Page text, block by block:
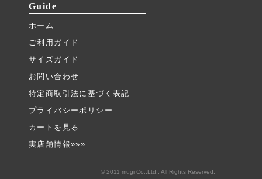
Guide
ホーム
ご利用ガイド
サイズガイド
お問い合わせ
特定商取引法に基づく表記
プライバシーポリシー
カートを見る
実店舗情報»»»
© 2011 mugi Co.,Ltd., All Rights Reserved.